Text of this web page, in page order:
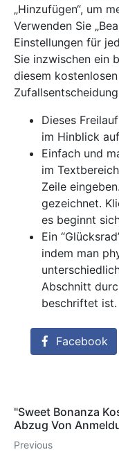
„Hinzufügen“, um
Verwenden Sie
Einstellungen für
Sie inzwischen ein
diesem
Dieses
im Hinblick
Einfach und
im
Zeile
gezeichnet.
es beginnt
Ein
indem man
Abschnitt
beschriftet ist.
Facebook
"Sweet Bonanza
Abzug Von
Previous